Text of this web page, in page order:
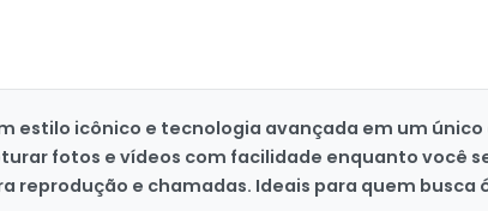
estilo icônico e tecnologia avançada em um
fotos e vídeos com facilidade enquanto você
reprodução e chamadas. Ideais para quem busca